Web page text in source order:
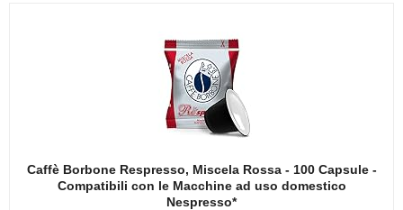
Caffè Borbone Respresso, Miscela Rossa - 100 Capsule -
Compatibili con le Macchine ad uso domestico
Nespresso*